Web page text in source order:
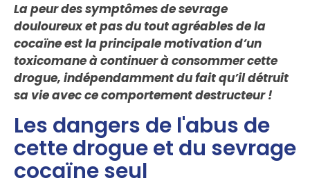
La peur des symptômes de sevrage
douloureux et pas du tout agréables de la
cocaïne est la principale motivation d’un
toxicomane à continuer à consommer cette
drogue, indépendamment du fait qu’il détruit
sa vie avec ce comportement destructeur !
Les dangers de l'abus de
cette drogue et du sevrage
cocaïne seul